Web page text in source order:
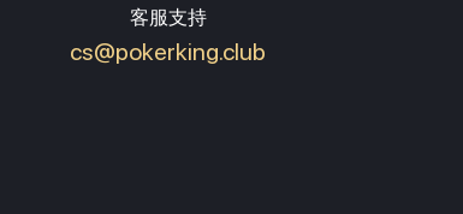
客服支持
cs@pokerking.club